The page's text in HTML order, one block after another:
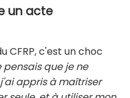
un acte
CFRP, c'est un choc
pensais que je ne
appris à maîtriser